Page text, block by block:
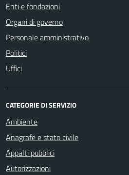
Enti e fondazioni
Organi di governo
Personale amministrativo
Politici
Uffici
CATEGORIE DI SERVIZIO
Ambiente
Anagrafe e stato civile
Appalti pubblici
Autorizzazioni